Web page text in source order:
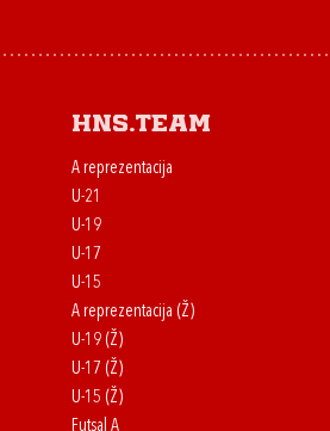
HNS.team
A reprezentacija
U-21
U-19
U-17
U-15
A reprezentacija (Ž)
U-19 (Ž)
U-17 (Ž)
U-15 (Ž)
Futsal A